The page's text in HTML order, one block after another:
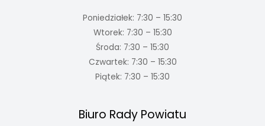
Poniedziałek: 7:30 – 15:30
Wtorek: 7:30 – 15:30
Środa: 7:30 – 15:30
Czwartek: 7:30 – 15:30
Piątek: 7:30 – 15:30
Biuro Rady Powiatu